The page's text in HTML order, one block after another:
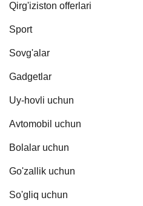
Qirg'iziston offerlari
Sport
Sovg'alar
Gadgetlar
Uy-hovli uchun
Avtomobil uchun
Bolalar uchun
Go'zallik uchun
So'gliq uchun